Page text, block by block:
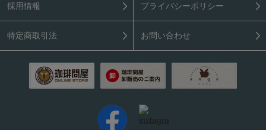
採用情報 プライバシーポリシー
特定商取引法 お問い合わせ